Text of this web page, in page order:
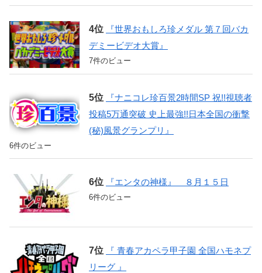
『世界おもしろ珍メダル 第７回バカ
デミービデオ大賞』
7件のビュー
『ナニコレ珍百景2時間SP 祝!!視聴者
投稿5万通突破 史上最強!!日本全国の衝撃
(秘)風景グランプリ』
6件のビュー
『エンタの神様』 ８月１５日
6件のビュー
『 青春アカペラ甲子園 全国ハモネプ
リーグ 』